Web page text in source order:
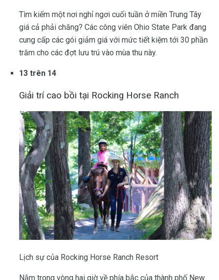
Tìm kiếm một nơi nghỉ ngơi cuối tuần ở miền Trung Tây
giá cả phải chăng? Các công viên Ohio State Park đang
cung cấp các gói giảm giá với mức tiết kiệm tới 30 phần
trăm cho các đợt lưu trú vào mùa thu này.
13 trên 14
Giải trí cao bồi tại Rocking Horse Ranch
Lịch sự của Rocking Horse Ranch Resort
Nằm trong vòng hai giờ về phía bắc của thành phố New